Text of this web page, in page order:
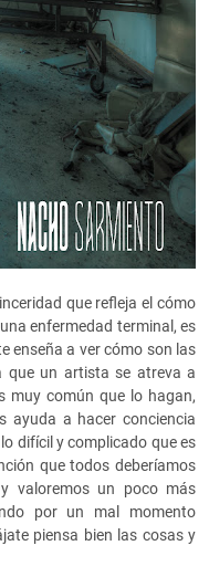
que refleja el cómo
enfermedad terminal, es
enseña a ver cómo son las
que un artista se atreva a
muy común que lo hagan,
ayuda a hacer conciencia
difícil y complicado que es
que todos deberíamos
valoremos un poco más
por un mal momento
piensa bien las cosas y